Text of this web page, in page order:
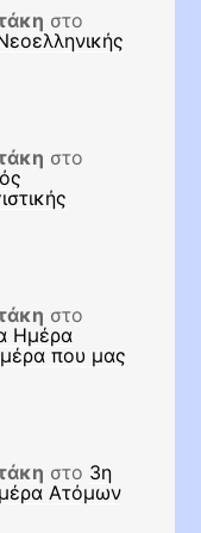
στο
στο
στο
Ημέρα
που μας
στο 3η
Ατόμων